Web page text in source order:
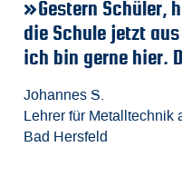
»Gestern Schüler,
die Schule jetzt
ich bin gerne hier.
Johannes S.
Lehrer für Metalltechnik
Bad Hersfeld